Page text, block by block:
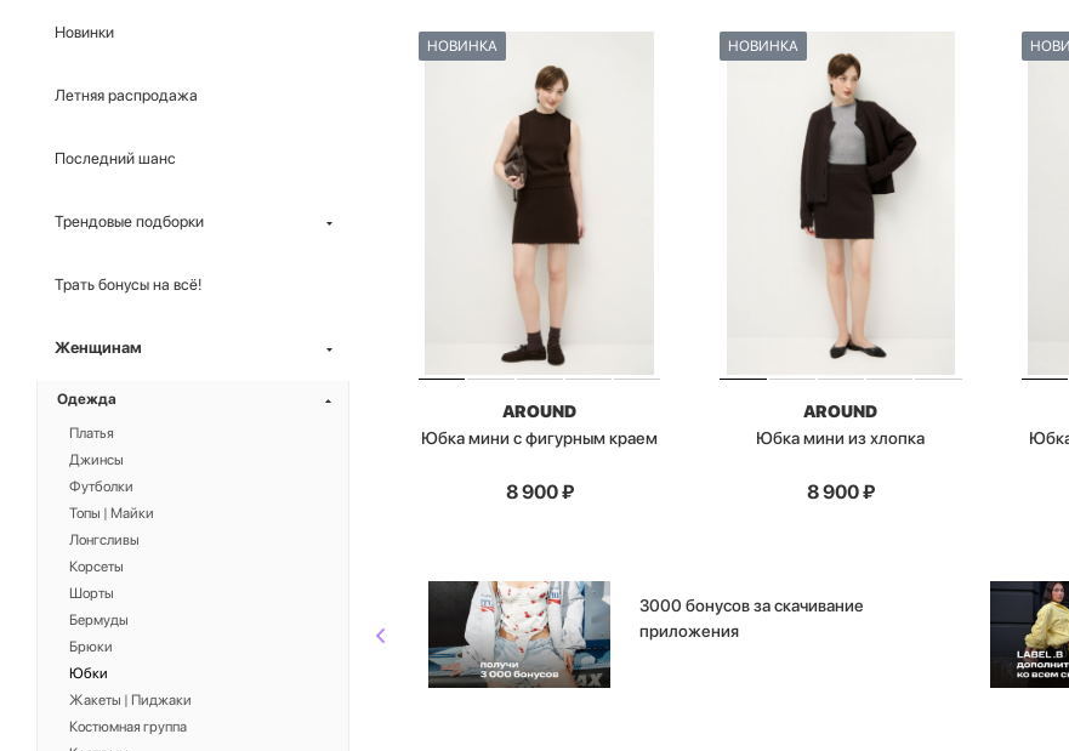
НОВИНКА
AROUND
Юбка мини с фигурным краем
8 900₽
НОВИНКА
AROUND
Юбка мини из хлопка
8 900₽
3000 бонусов за скачивание
приложения
Новинки
Летняя распродажа
Последний шанс
Трендовые подборки
Трать бонусы на всё!
Женщинам
Одежда
Платья
Джинсы
Футболки
Топы | Майки
Лонгсливы
Корсеты
Шорты
Бермуды
Брюки
Юбки
Жакеты | Пиджаки
Костюмная группа